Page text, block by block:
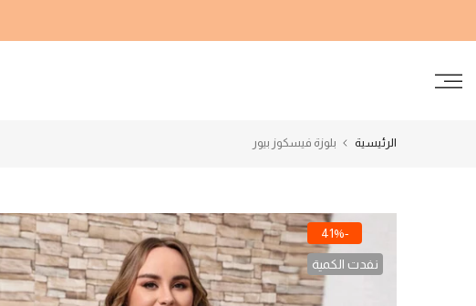
إلى
الرئيسية بلوزة فيسكوز بيور
-41%
نفدت الكمية